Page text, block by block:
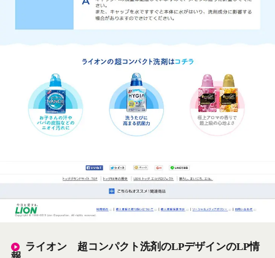
ライオン 超コンパクト洗剤のLPデザインのLP情